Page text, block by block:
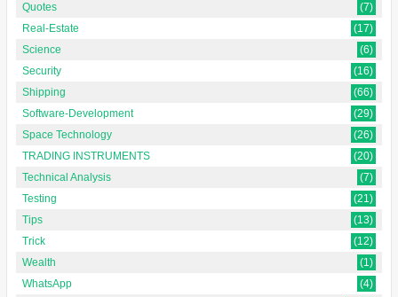
Quotes
(7)
Real-Estate
(17)
Science
(6)
Security
(16)
Shipping
(66)
Software-Development
(29)
Space Technology
(26)
TRADING INSTRUMENTS
(20)
Technical Analysis
(7)
Testing
(21)
Tips
(13)
Trick
(12)
Wealth
(1)
WhatsApp
(4)